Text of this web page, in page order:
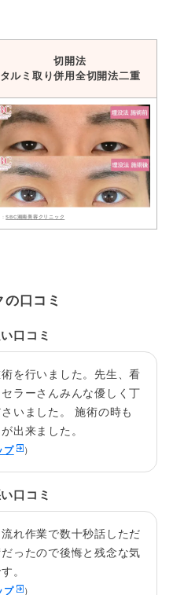
切開法
タルミ取り併用全切開法二重
SBC湘南美容クリニック
ク・ダブルNeo
まぶた表面に針を通す事が
・蕁麻疹・痒み・むくみ・発
、目がゴロゴロする、二重
じる、希望の二重幅と異な
がることによる二重幅の変
法二重
にある眼輪筋や瞼板、眼窩隔
口コミ
口コミ
を行いました。先生、看
ラーさんみんな優しく丁
いました。 施術の時も
出来ました。
プ ）
口コミ
れ作業で数十秒話しただ
ったので後悔と残念な気
。
プ ）